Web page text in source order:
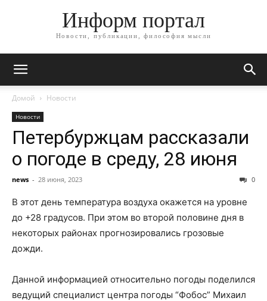
Информ портал
Новости, публикации, философия мысли
Домой Новости
Новости
Петербуржцам рассказали
о погоде в среду, 28 июня
news - 28 июня, 2023 0
В этот день температура воздуха окажется на уровне
до +28 градусов. При этом во второй половине дня в
некоторых районах прогнозировались грозовые
дожди.
Данной информацией относительно погоды поделился
ведущий специалист центра погоды “Фобос” Михаил